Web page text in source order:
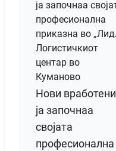
Нови вработени
ја започнаа
својата
професионална